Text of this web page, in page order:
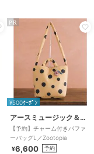
PR
¥500ｸｰﾎﾟﾝ
アースミュージック＆エコロジー
【予約】チャーム付きパファ
ーバッグL／Zootopia
¥6,600 予約